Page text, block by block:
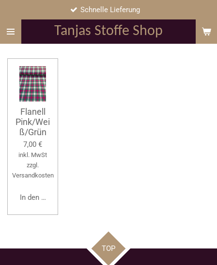
springen
Tanjas Stoffe Shop
Schnelle Lieferung
Flanell
Pink/Wei
ß/Grün
7,00 €
inkl. MwSt
zzgl.
Versandkosten
In den Warenkorb
TOP